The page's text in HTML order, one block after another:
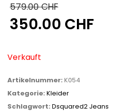
579.00CHF
Ursprünglicher
war:
579.00 CHF
350.00 CHF
Preis
ist:
350.00 CHF.
Verkauft
Artikelnummer: K054
Kategorie: Kleider
Schlagwort: Dsquared2 Jeans